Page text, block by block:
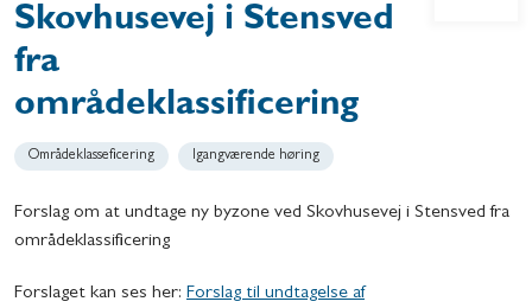
Skovhusevej i Stensved
fra
områdeklassificering
Områdeklasseficering Igangværende høring
Forslag om at undtage ny byzone ved Skovhusevej i Stensved fra
områdeklassificering
Forslaget kan ses her: Forslag til undtagelse af